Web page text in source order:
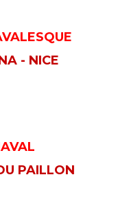
- NICE
PAILLON